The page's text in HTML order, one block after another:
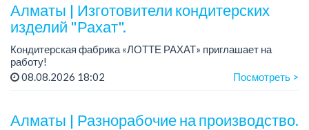
Алматы | Изготовители кондитерских
изделий "Рахат".
Кондитерская фабрика «ЛОТТЕ РАХАТ» приглашает на
работу!
График работы: сменный.
08.08.2026 18:02 Посмотреть >
Алматы | Разнорабочие на производство.